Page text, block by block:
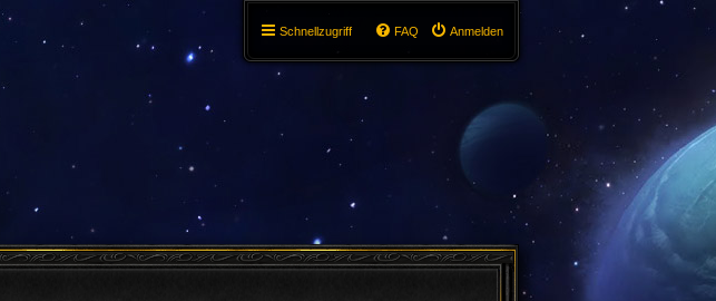
Schnellzugriff Anmelden
FAQ